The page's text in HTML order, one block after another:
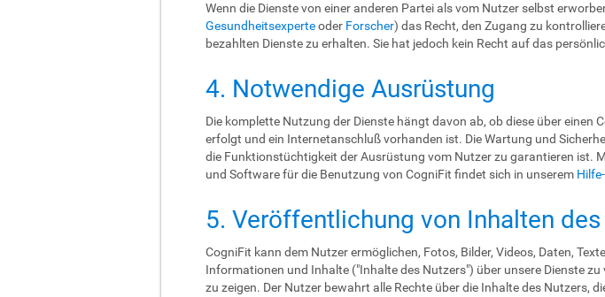
Wenn die Dienste von einer anderen Partei als vom Nutzer selbst
Gesundheitsexperteoder Forscher) das Recht, den Zugang zu
bezahlten Dienste zu erhalten. Sie hat jedoch kein Recht auf das
4. Notwendige Ausrüstung
Die komplette Nutzung der Dienste hängt davon ab, ob diese über
erfolgt und ein Internetanschluß vorhanden ist. Die Wartung und
die Funktionstüchtigkeit der Ausrüstung vom Nutzer zu garantieren ist.
und Software für die Benutzung von CogniFit findet sich in unserem
5. Veröffentlichung von Inhalten
CogniFit kann dem Nutzer ermöglichen, Fotos, Bilder, Videos, Daten,
Informationen und Inhalte ("Inhalte des Nutzers") über unsere Dienste
zu zeigen. Der Nutzer bewahrt alle Rechte über die Inhalte des Nutzers,